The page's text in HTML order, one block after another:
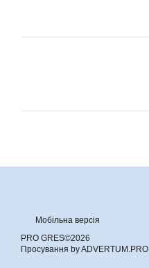
Мобільна версія
PRO GRES©2026
Просування by ADVERTUM.PRO